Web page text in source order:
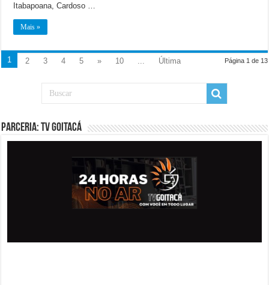
Itabapoana, Cardoso …
Mais »
Página 1 de 13
1 2 3 4 5 » 10 Última
PARCERIA: TV GOITACÁ